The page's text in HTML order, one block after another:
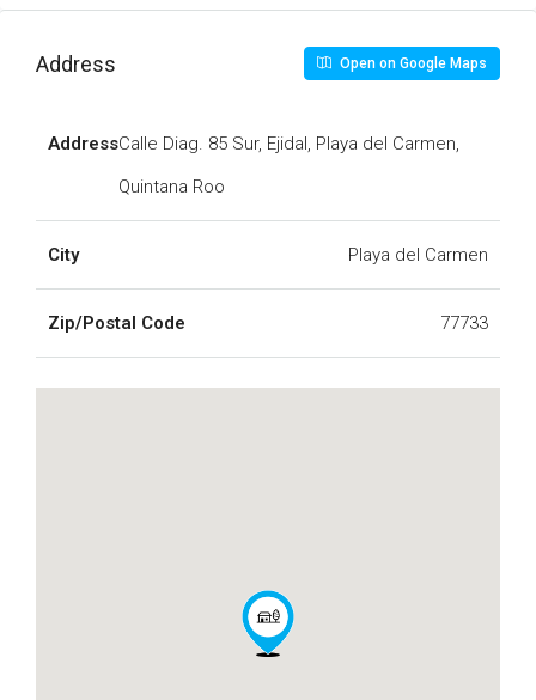
Address Open on Google Maps
AddressCalle Diag. 85 Sur, Ejidal, Playa del Carmen,
Quintana Roo
City Playa del Carmen
Zip/Postal Code 77733